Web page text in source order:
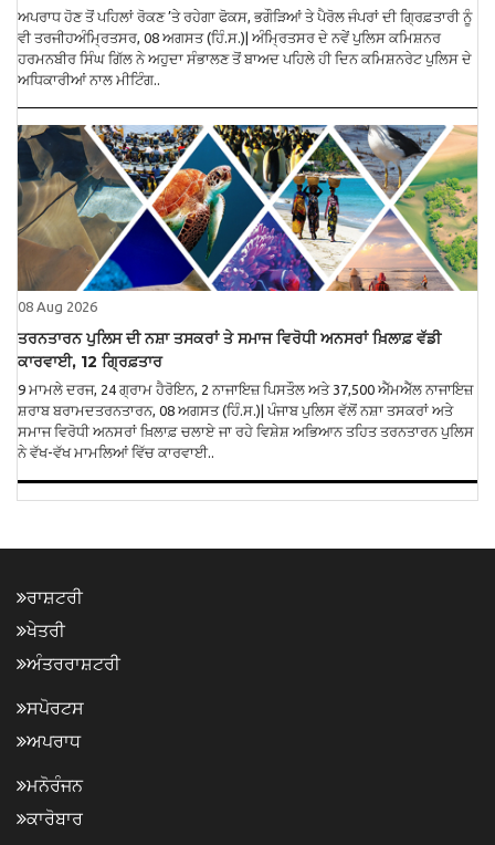
ਅਪਰਾਧ ਹੋਣ ਤੋਂ ਪਹਿਲਾਂ ਰੋਕਣ ’ਤੇ ਰਹੇਗਾ ਫੋਕਸ, ਭਗੌੜਿਆਂ ਤੇ ਪੈਰੋਲ ਜੰਪਰਾਂ ਦੀ ਗ੍ਰਿਫ਼ਤਾਰੀ ਨੂੰ
ਵੀ ਤਰਜੀਹਅੰਮ੍ਰਿਤਸਰ, 08 ਅਗਸਤ (ਹਿੰ.ਸ.)| ਅੰਮ੍ਰਿਤਸਰ ਦੇ ਨਵੇਂ ਪੁਲਿਸ ਕਮਿਸ਼ਨਰ
ਹਰਮਨਬੀਰ ਸਿੰਘ ਗਿੱਲ ਨੇ ਅਹੁਦਾ ਸੰਭਾਲਣ ਤੋਂ ਬਾਅਦ ਪਹਿਲੇ ਹੀ ਦਿਨ ਕਮਿਸ਼ਨਰੇਟ ਪੁਲਿਸ ਦੇ
ਅਧਿਕਾਰੀਆਂ ਨਾਲ ਮੀਟਿੰਗ..
08 Aug 2026
ਤਰਨਤਾਰਨ ਪੁਲਿਸ ਦੀ ਨਸ਼ਾ ਤਸਕਰਾਂ ਤੇ ਸਮਾਜ ਵਿਰੋਧੀ ਅਨਸਰਾਂ ਖ਼ਿਲਾਫ਼ ਵੱਡੀ
ਕਾਰਵਾਈ, 12 ਗ੍ਰਿਫ਼ਤਾਰ
9 ਮਾਮਲੇ ਦਰਜ, 24 ਗ੍ਰਾਮ ਹੈਰੋਇਨ, 2 ਨਾਜਾਇਜ਼ ਪਿਸਤੌਲ ਅਤੇ 37,500 ਐੱਮਐੱਲ ਨਾਜਾਇਜ਼
ਸ਼ਰਾਬ ਬਰਾਮਦਤਰਨਤਾਰਨ, 08 ਅਗਸਤ (ਹਿੰ.ਸ.)| ਪੰਜਾਬ ਪੁਲਿਸ ਵੱਲੋਂ ਨਸ਼ਾ ਤਸਕਰਾਂ ਅਤੇ
ਸਮਾਜ ਵਿਰੋਧੀ ਅਨਸਰਾਂ ਖ਼ਿਲਾਫ਼ ਚਲਾਏ ਜਾ ਰਹੇ ਵਿਸ਼ੇਸ਼ ਅਭਿਆਨ ਤਹਿਤ ਤਰਨਤਾਰਨ ਪੁਲਿਸ
ਨੇ ਵੱਖ-ਵੱਖ ਮਾਮਲਿਆਂ ਵਿੱਚ ਕਾਰਵਾਈ..
ਰਾਸ਼ਟਰੀ
ਖੇਤਰੀ
ਅੰਤਰਰਾਸ਼ਟਰੀ
ਸਪੋਰਟਸ
ਅਪਰਾਧ
ਮਨੋਰੰਜਨ
ਕਾਰੋਬਾਰ